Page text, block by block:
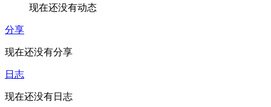
现在还没有动态
分享
现在还没有分享
日志
现在还没有日志